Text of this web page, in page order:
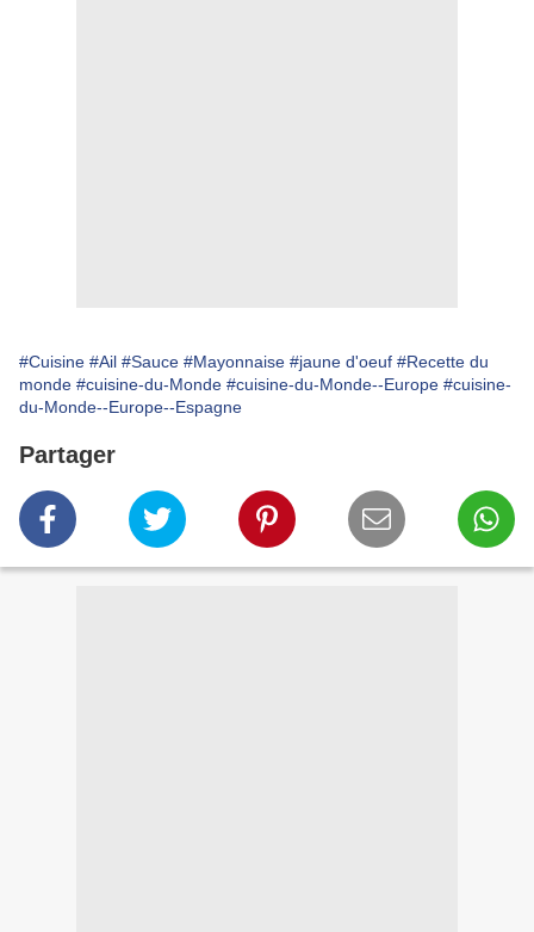
#Cuisine #Ail #Sauce #Mayonnaise #jaune d'oeuf #Recette du
monde #cuisine-du-Monde #cuisine-du-Monde--Europe #cuisine-
du-Monde--Europe--Espagne
Partager